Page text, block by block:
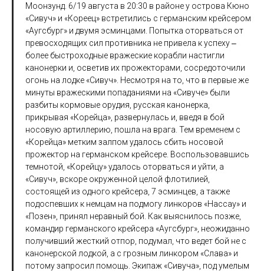
Моонзунд. 6/19 августа в 20:30 в районе у острова Кюно
«Сивуч» и «Кореец» встретились с германским крейсером
«Аугсбург» и двумя эсминцами. Попытка оторваться от
превосходящих сил противника не привела к успеху ‒
более быстроходные вражеские корабли настигли
канонерки и, осветив их прожекторами, сосредоточили
огонь на лодке «Сивуч». Несмотря на то, что в первые же
минуты вражескими попаданиями на «Сивуче» были
разбиты кормовые орудия, русская канонерка,
прикрывая «Корейца», развернулась и, введя в бой
носовую артиллерию, пошла на врага. Тем временем с
«Корейца» метким залпом удалось сбить носовой
прожектор на германском крейсере. Воспользовавшись
темнотой, «Корейцу» удалось оторваться и уйти, а
«Сивуч», вскоре окруженной целой флотилией,
состоящей из одного крейсера, 7 эсминцев, а также
подоспевших к немцам на подмогу линкоров «Нассау» и
«Позен», принял неравный бой. Как выяснилось позже,
командир германского крейсера «Аугсбург», неожиданно
получивший жесткий отпор, подумал, что ведет бой не с
канонерской лодкой, а с грозным линкором «Слава» и
потому запросил помощь. Экипаж «Сивуча», под умелым